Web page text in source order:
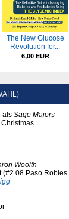
The New Glucose
Revolution for...
6,00 EUR
als Sage Majors
Woolth
Paso Robles